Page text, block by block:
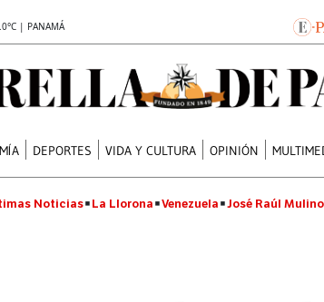
| PANAMÁ
DEPORTES VIDA Y CULTURA OPINIÓN
Noticias La Llorona Venezuela José Raúl Mulino